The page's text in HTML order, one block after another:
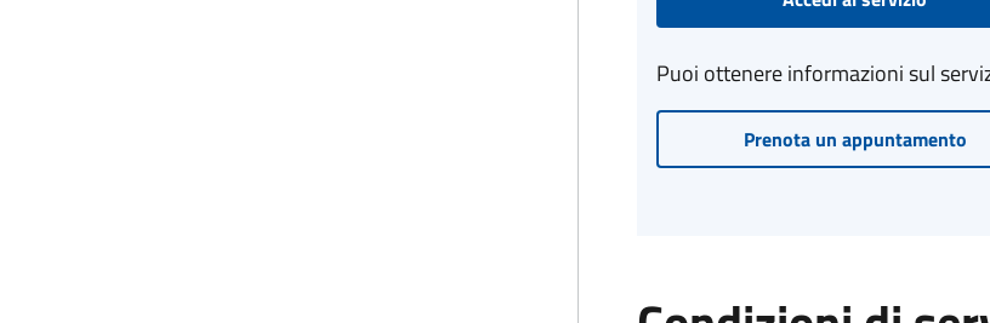
Puoi ottenere informazioni sul
Prenota un appuntamento